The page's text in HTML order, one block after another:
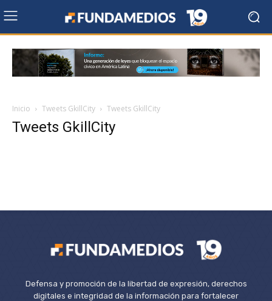
Inicio Tweets GkillCity Tweets GkillCity
Tweets GkillCity
Defensa y promoción de la libertad de expresión, derechos
digitales e integridad de la información para fortalecer